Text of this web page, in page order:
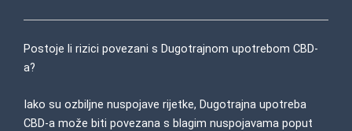
Postoje li rizici povezani s Dugotrajnom upotrebom CBD-
a?
Iako su ozbiljne nuspojave rijetke, Dugotrajna upotreba
CBD-a može biti povezana s blagim nuspojavama poput